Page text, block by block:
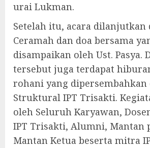
urai Lukman.
Setelah itu, acara dilanjutkan
Ceramah dan doa bersama
disampaikan oleh Ust. Pasya.
tersebut juga terdapat
rohani yang dipersembahkan
Struktural IPT Trisakti.
oleh Seluruh Karyawan,
IPT Trisakti, Alumni, Mantan
Mantan Ketua beserta mitra